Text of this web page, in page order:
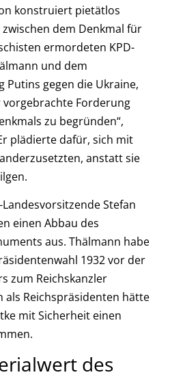
konstruiert pietätlos
dem Denkmal für
ermordeten KPD-
und dem
Putins gegen die Ukraine,
Forderung
zu begründen“,
plädierte dafür, sich mit
anstatt sie
Stefan
einen Abbau des
aus. Thälmann habe
1932 vor der
zum Reichskanzler
als Reichspräsidenten hätte
mit Sicherheit einen
des